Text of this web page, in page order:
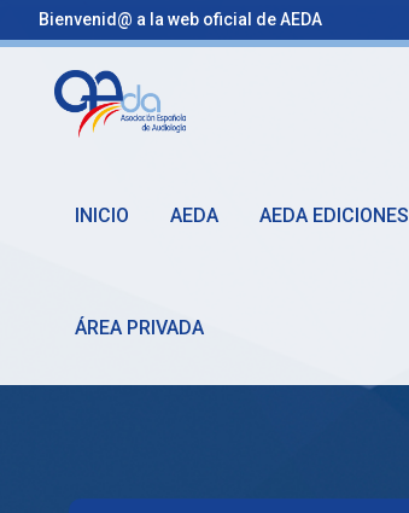
Bienvenid@ a la web oficial de AEDA
INICIO AEDA AEDA EDICIONES
ÁREA PRIVADA